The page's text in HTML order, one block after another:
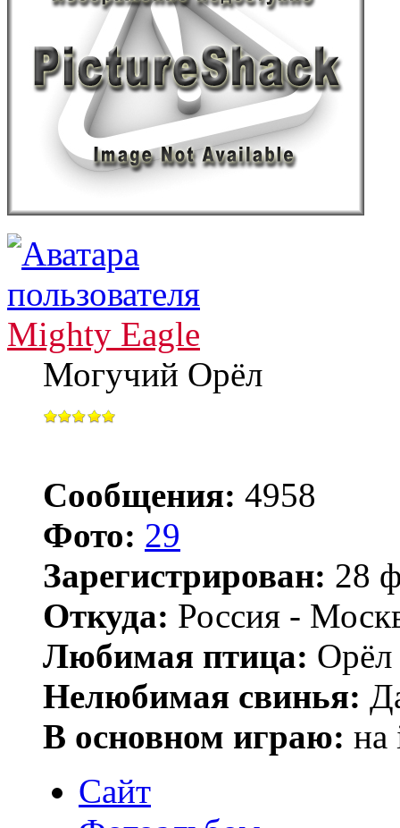
Mighty Eagle
Могучий Орёл
Сообщения: 4958
Фото: 29
Зарегистрирован: 28
Откуда: Россия -
Любимая птица:
Нелюбимая свинья:
В основном играю: на
Сайт